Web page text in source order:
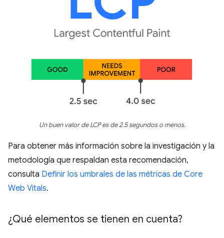
Un buen valor de LCP es de 2.5 segundos o menos.
Para obtener más información sobre la investigación y la
metodología que respaldan esta recomendación,
consulta Definir los umbrales de las métricas de Core
Web Vitals.
¿Qué elementos se tienen en cuenta?